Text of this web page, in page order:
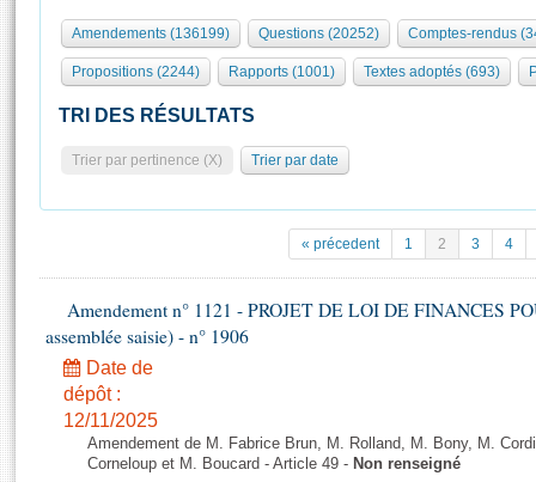
577 députés
Groupes politiques
Commissions et autres organes
Europe et International
Pétitions
Projets de loi
Propositions de loi
Amendements
Textes adoptés
Rapports d'information
Organisation de l'Assemblée
Présidence Conférence des Présidents Bureau Collège des
Statistiques et chiffres clés
( Constitution | Règlement de l'Assemblée ... )
Juniors
Anciennes législatures
Liens vers les sites publics
Visite virtuelle du palais Bourbon
Assister à une séance
Contacts et plan d'accès
Photos libres de droit
Amendements (136199) Questions (20252) Comptes-rendus
Propositions (2244) Rapports (1001) Textes adoptés (693)
TRI DES RÉSULTATS
Trier par pertinence (X) Trier par date
« précedent 1 2 3 4
Amendement n° 1121 - PROJET DE LOI DE FINANCES
assemblée saisie) - n° 1906
Date de
dépôt :
12/11/2025
Amendement de M. Fabrice Brun, M. Rolland, M. Bony, M.
Corneloup et M. Boucard - Article 49 - Non renseigné